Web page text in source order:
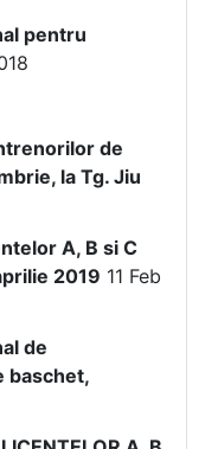
pentru
de
la Tg. Jiu
A, B si C
2019 11 Feb
de
baschet,